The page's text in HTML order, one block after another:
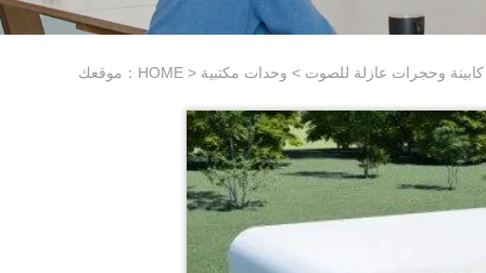
موقعك： HOME > كابينة وحجرات عازلة للصوت > وحدات مكتبية